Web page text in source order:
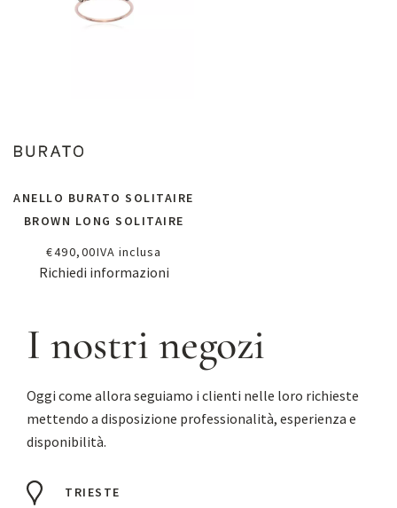
ANELLO BURATO SOLITAIRE
BROWN LONG SOLITAIRE
€490,00IVA inclusa
Richiedi informazioni
I nostri negozi
Oggi come allora seguiamo i clienti nelle loro richieste
mettendo a disposizione professionalità, esperienza e
disponibilità.
TRIESTE